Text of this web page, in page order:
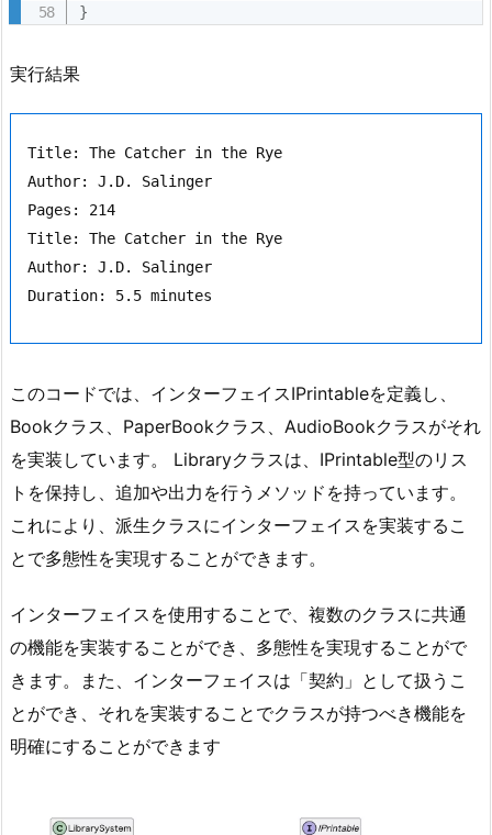
d
o
o
k
ク
ラ
ス
は、
o
イ
ン
タ
ー
ェ
イ
ス
継
承
ま
}
実行結果
Title: The Catcher in the Rye
Author: J.D. Salinger
Pages: 214
Title: The Catcher in the Rye
Author: J.D. Salinger
このコードでは、インターフェイスIPrintableを定義し、
Bookクラス、PaperBookクラス、AudioBookクラスがそれ
を実装しています。 Libraryクラスは、IPrintable型のリス
トを保持し、追加や出力を行うメソッドを持っています。
これにより、派生クラスにインターフェイスを実装するこ
とで多態性を実現することができます。
インターフェイスを使用することで、複数のクラスに共通
の機能を実装することができ、多態性を実現することがで
きます。また、インターフェイスは「契約」として扱うこ
とができ、それを実装することでクラスが持つべき機能を
明確にすることができます